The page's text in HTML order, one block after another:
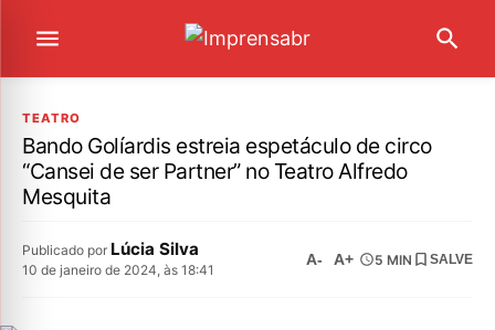
TEATRO
Bando Golíardis estreia espetáculo de circo
“Cansei de ser Partner” no Teatro Alfredo
Mesquita
Publicado por Lúcia Silva
10 de janeiro de 2024, às 18:41
A- A+ 5 MIN SALVE